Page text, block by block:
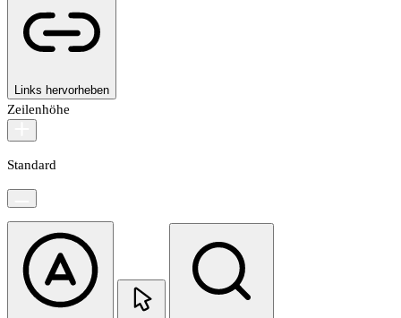
Links hervorheben
Zeilenhöhe
Standard